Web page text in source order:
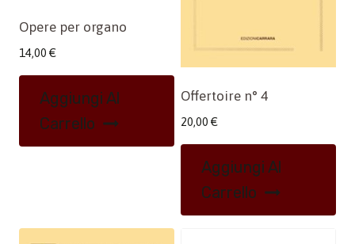
Opere per organo
14,00 €
Aggiungi Al
Carrello
Offertoire n° 4
20,00 €
Aggiungi Al
Carrello